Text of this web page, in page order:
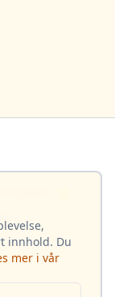
🌟
innhold. Du
mer i vår